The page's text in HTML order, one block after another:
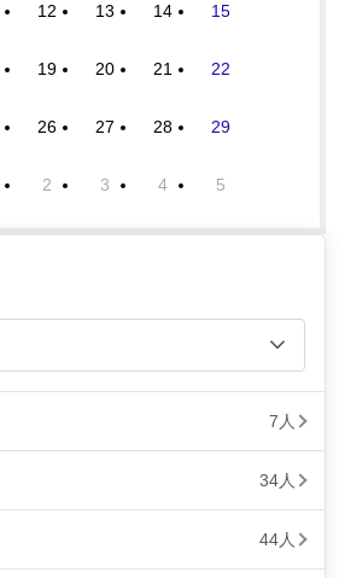
12 13 14 15
19 20 21 22
26 27 28 29
2 3 4 5
7人
34人
44人